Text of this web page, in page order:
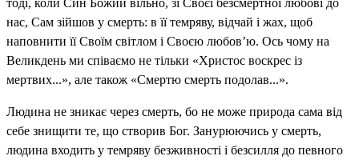
тоді, коли Син Божий вільно, зі Своєї безсмертної любові до
нас, Сам зійшов у смерть: в її темряву, відчай і жах, щоб
наповнити її Своїм світлом і Своєю любов’ю. Ось чому на
Великдень ми співаємо не тільки «Христос воскрес із
мертвих...», але також «Смертю смерть подолав...».
Людина не зникає через смерть, бо не може природа сама від
себе знищити те, що створив Бог. Занурюючись у смерть,
людина входить у темряву безживності і безсилля до певного